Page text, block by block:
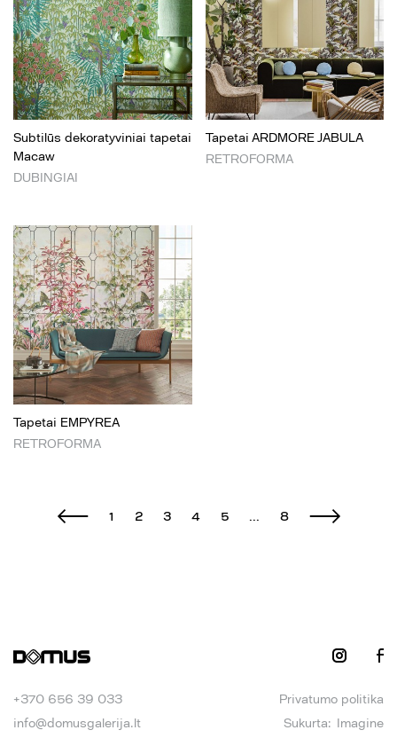
Subtilūs dekoratyviniai tapetai
Macaw
DUBINGIAI
Tapetai ARDMORE JABULA
RETROFORMA
Tapetai EMPYREA
RETROFORMA
1 2 3 4 5 ... 8
+370 656 39 033
info@domusgalerija.lt
Privatumo politika
Sukurta: Imagine